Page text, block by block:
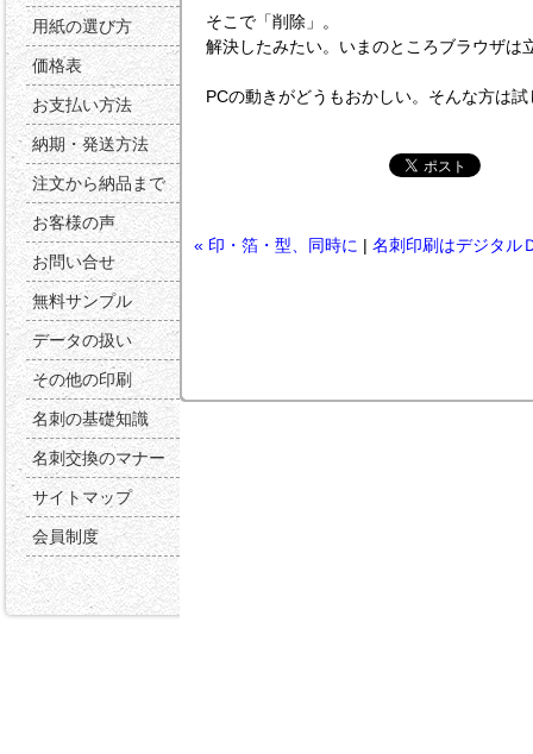
用紙の選び方
価格表
お支払い方法
納期・発送方法
注文から納品まで
お客様の声
お問い合せ
無料サンプル
データの扱い
その他の印刷
名刺の基礎知識
名刺交換のマナー
サイトマップ
会員制度
そこで「削除」。
解決したみたい。いまのところブラウザは
PCの動きがどうもおかしい。そんな方は
« 印・箔・型、同時に | 名刺印刷はデジタル